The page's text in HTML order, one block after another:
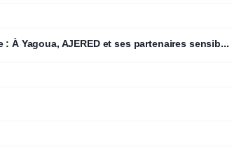
: À Yagoua, AJERED et ses partenaires sensib...